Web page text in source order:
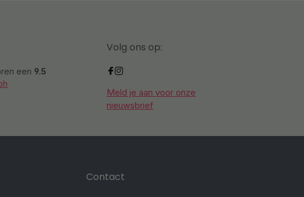
een 9.5
Volg ons op:
Meld je aan voor onze
nieuwsbrief
Contact